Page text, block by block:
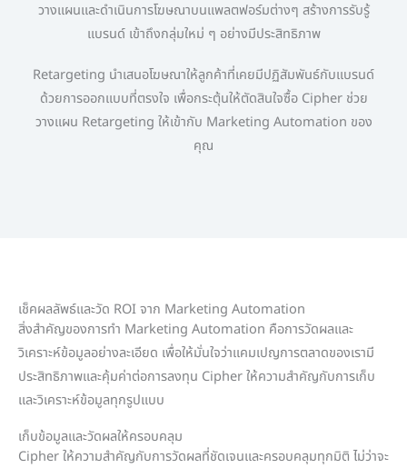
วางแผนและดำเนินการโฆษณาบนแพลตฟอร์มต่างๆ สร้างการรับรู้
แบรนด์ เข้าถึงกลุ่มใหม่ ๆ อย่างมีประสิทธิภาพ
Retargeting นำเสนอโฆษณาให้ลูกค้าที่เคยมีปฏิสัมพันธ์กับแบรนด์
ด้วยการออกแบบที่ตรงใจ เพื่อกระตุ้นให้ตัดสินใจซื้อ Cipher ช่วย
วางแผน Retargeting ให้เข้ากับ Marketing Automation ของ
คุณ
เช็คผลลัพธ์และวัด ROI จาก Marketing Automation
สิ่งสำคัญของการทำ Marketing Automation คือการวัดผลและ
วิเคราะห์ข้อมูลอย่างละเอียด เพื่อให้มั่นใจว่าแคมเปญการตลาดของเรามี
ประสิทธิภาพและคุ้มค่าต่อการลงทุน Cipher ให้ความสำคัญกับการเก็บ
และวิเคราะห์ข้อมูลทุกรูปแบบ
เก็บข้อมูลและวัดผลให้ครอบคลุม
Cipher ให้ความสำคัญกับการวัดผลที่ชัดเจนและครอบคลุมทุกมิติ ไม่ว่าจะ